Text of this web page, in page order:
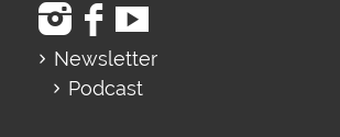
Newsletter
Podcast